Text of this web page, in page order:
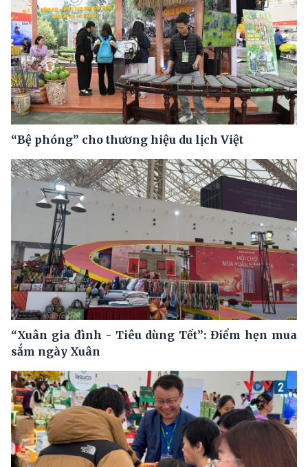
“Bệ phóng” cho thương hiệu du lịch Việt
“Xuân gia đình - Tiêu dùng Tết”: Điểm hẹn mua
sắm ngày Xuân